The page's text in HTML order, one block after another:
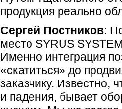
продукция реально
Сергей Постников:
место SYRUS
Именно интеграция
«скатиться» до
заказчику. Известно,
и падения, бывает